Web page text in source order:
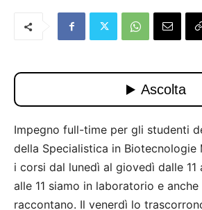
Impegno full-time per gli studenti
della Specialistica in Biotecnologie
i corsi dal lunedì al giovedì dalle 11
alle 11 siamo in laboratorio e anche
raccontano. Il venerdì lo